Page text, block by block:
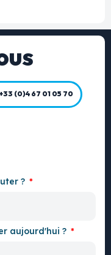
(0)4 67 01 05 70
?
aujourd'hui ?